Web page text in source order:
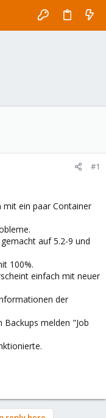
#1
ein paar Container
auf 5.2-9 und
100%.
einfach mit neuer
der
melden "Job